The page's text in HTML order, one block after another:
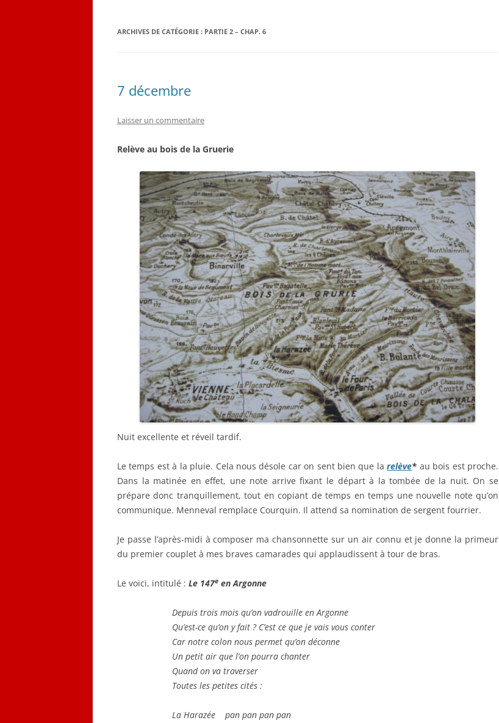
ARCHIVES DE CATÉGORIE : PARTIE 2 – CHAP. 6
7 décembre
Laisser un commentaire
Relève au bois de la Gruerie
Nuit excellente et réveil tardif.
Le temps est à la pluie. Cela nous désole car on sent bien que larelève* au bois est proche.
Dans la matinée en effet, une note arrive fixant le départ à la tombée de la nuit. On se
prépare donc tranquillement, tout en copiant de temps en temps une nouvelle note qu’on
communique. Menneval remplace Courquin. Il attend sa nomination de sergent fourrier.
Je passe l’après-midi à composer ma chansonnette sur un air connu et je donne la primeur
du premier couplet à mes braves camarades qui applaudissent à tour de bras.
Le voici, intitulé : Le 147e en Argonne
Depuis trois mois qu’on vadrouille en Argonne
Qu’est-ce qu’on y fait ? C’est ce que je vais vous conter
Car notre colon nous permet qu’on déconne
Un petit air que l’on pourra chanter
Quand on va traverser
Toutes les petites cités :
La Harazée pan pan pan pan